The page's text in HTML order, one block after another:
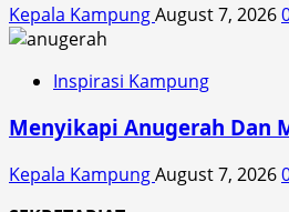
Kepala KampungAugust 7, 2026
Inspirasi Kampung
Menyikapi Anugerah Dan
Kepala KampungAugust 7, 2026